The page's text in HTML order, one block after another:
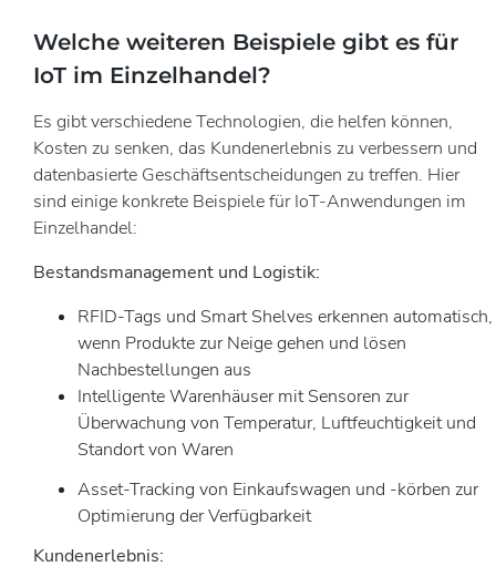
Welche weiteren Beispiele gibt es für
IoT im Einzelhandel?
Es gibt verschiedene Technologien, die helfen können,
Kosten zu senken, das Kundenerlebnis zu verbessern und
datenbasierte Geschäftsentscheidungen zu treffen. Hier
sind einige konkrete Beispiele für IoT-Anwendungen im
Einzelhandel:
Bestandsmanagement und Logistik:
RFID-Tags und Smart Shelves erkennen automatisch,
wenn Produkte zur Neige gehen und lösen
Nachbestellungen aus
Intelligente Warenhäuser mit Sensoren zur
Überwachung von Temperatur, Luftfeuchtigkeit und
Standort von Waren
Asset-Tracking von Einkaufswagen und -körben zur
Optimierung der Verfügbarkeit
Kundenerlebnis: